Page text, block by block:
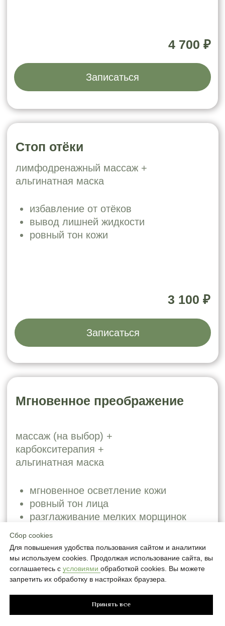
Сбор cookies
Для повышения удобства пользования сайтом и аналитики
мы используем cookies. Продолжая использование сайта, вы
соглашаетесь с условиями обработкой cookies. Вы можете
запретить их обработку в настройках браузера.
Принять все